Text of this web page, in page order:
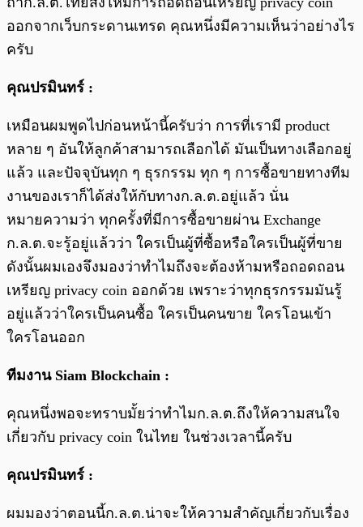
ออกจากเว็บกระดานเทรด คุณหนึ่งมีความเห็นว่าอย่างไร
ครับ
คุณปรมินทร์ :
เหมือนผมพูดไปก่อนหน้านี้ครับว่า การที่เรามี product
หลาย ๆ อันให้ลูกค้าสามารถเลือกได้ มันเป็นทางเลือกอยู่
แล้ว และปัจจุบันทุก ๆ ธุรกรรม ทุก ๆ การซื้อขายทางทีม
งานของเราก็ได้ส่งให้กับทางก.ล.ต.อยู่แล้ว นั่น
หมายความว่า ทุกครั้งที่มีการซื้อขายผ่าน Exchange
ก.ล.ต.จะรู้อยู่แล้วว่า ใครเป็นผู้ที่ซื้อหรือใครเป็นผู้ที่ขาย
ดังนั้นผมเองจึงมองว่าทำไมถึงจะต้องห้ามหรือถอดถอน
เหรียญ privacy coin ออกด้วย เพราะว่าทุกธุรกรรมมันรู้
อยู่แล้วว่าใครเป็นคนซื้อ ใครเป็นคนขาย ใครโอนเข้า
ใครโอนออก
ทีมงาน Siam Blockchain :
คุณหนึ่งพอจะทราบมั้ยว่าทำไมก.ล.ต.ถึงให้ความสนใจ
เกี่ยวกับ privacy coin ในไทย ในช่วงเวลานี้ครับ
คุณปรมินทร์ :
ผมมองว่าตอนนี้ก.ล.ต.น่าจะให้ความสำคัญเกี่ยวกับเรื่อง